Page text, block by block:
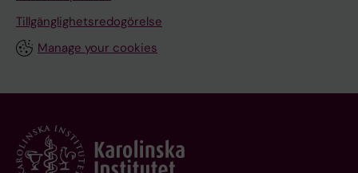
Tillgänglighetsredogörelse
Manage your cookies